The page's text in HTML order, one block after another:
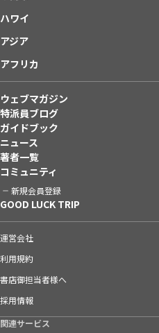
ハワイ
アジア
アフリカ
ウェブマガジン
特派員ブログ
ガイドブック
ニュース
著者一覧
コミュニティ
新規会員登録
GOOD LUCK TRIP
運営会社
利用規約
書店御担当者様へ
採用情報
関連サービス